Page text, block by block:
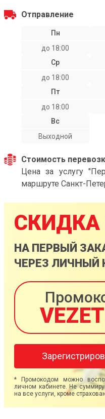
Отправление
Пн
до 18:00
Ср
до 18:00
Пт
до 18:00
Вс
Выходной
Стоимость
Цена за услугу
маршруте Санкт-
СКИДКА
НА ПЕРВЫЙ
ЧЕРЕЗ ЛИЧНЫЙ
* Промокодом можно
личном кабинете. Не
на все услуги, кроме